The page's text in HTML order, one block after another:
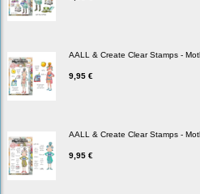
AALL & Create Clear Stamps -
9,95 €
AALL & Create Clear Stamps -
9,95 €